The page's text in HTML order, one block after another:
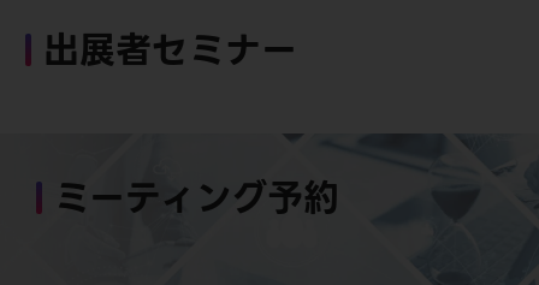
出展者セミナー
ミーティング予約